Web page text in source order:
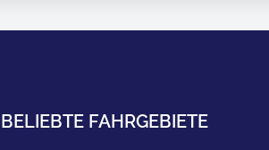
BELIEBTE FAHRGEBIETE